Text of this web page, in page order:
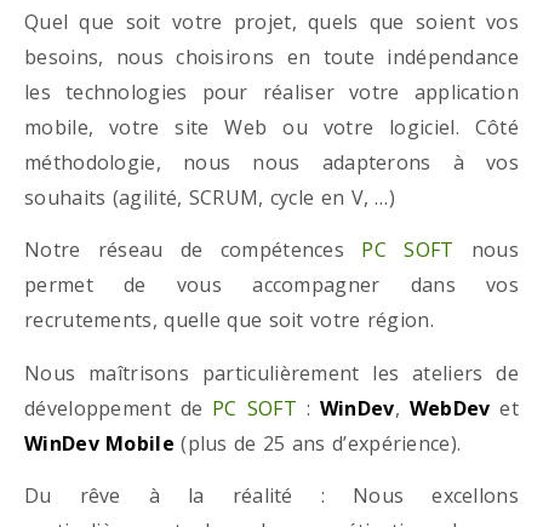
Quel que soit votre projet, quels que soient vos
besoins, nous choisirons en toute indépendance
les technologies pour réaliser votre application
mobile, votre site Web ou votre logiciel. Côté
méthodologie, nous nous adapterons à vos
souhaits (agilité, SCRUM, cycle en V, …)
Notre réseau de compétences PC SOFT nous
permet de vous accompagner dans vos
recrutements, quelle que soit votre région.
Nous maîtrisons particulièrement les ateliers de
développement de PC SOFT : WinDev, WebDev et
WinDev Mobile (plus de 25 ans d’expérience).
Du rêve à la réalité : Nous excellons